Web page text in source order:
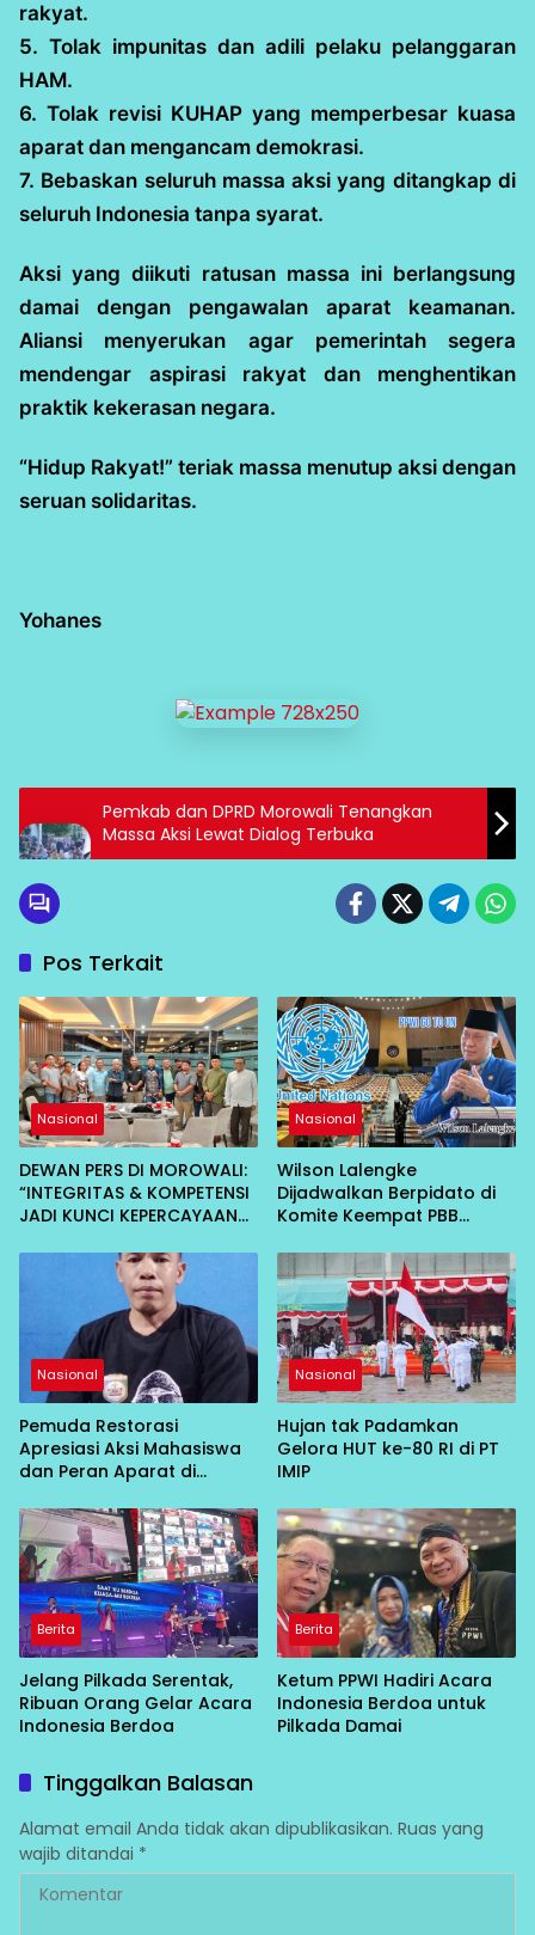
rakyat.
5. Tolak impunitas dan adili pelaku pelanggaran
HAM.
6. Tolak revisi KUHAP yang memperbesar kuasa
aparat dan mengancam demokrasi.
7. Bebaskan seluruh massa aksi yang ditangkap di
seluruh Indonesia tanpa syarat.
Aksi yang diikuti ratusan massa ini berlangsung
damai dengan pengawalan aparat keamanan.
Aliansi menyerukan agar pemerintah segera
mendengar aspirasi rakyat dan menghentikan
praktik kekerasan negara.
“Hidup Rakyat!” teriak massa menutup aksi dengan
seruan solidaritas.
Yohanes
Pemkab dan DPRD Morowali Tenangkan
Massa Aksi Lewat Dialog Terbuka
Pos Terkait
Nasional
DEWAN PERS DI MOROWALI:
“INTEGRITAS & KOMPETENSI
JADI KUNCI KEPERCAYAAN
Nasional
Wilson Lalengke
Dijadwalkan Berpidato di
Komite Keempat PBB
Maroko dan Hak Asasi
Manusia
Nasional
Pemuda Restorasi
Apresiasi Aksi Mahasiswa
dan Peran Aparat di
Nasional
Hujan tak Padamkan
Gelora HUT ke-80 RI di PT
IMIP
Berita
Jelang Pilkada Serentak,
Ribuan Orang Gelar Acara
Indonesia Berdoa
Berita
Ketum PPWI Hadiri Acara
Indonesia Berdoa untuk
Pilkada Damai
Tinggalkan Balasan
Alamat email Anda tidak akan dipublikasikan. Ruas yang
wajib ditandai *